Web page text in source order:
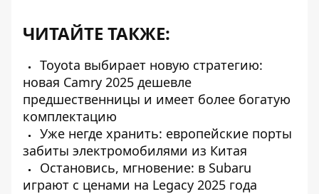
ЧИТАЙТЕ ТАКЖЕ:
Toyota выбирает новую стратегию:
новая Camry 2025 дешевле
предшественницы и имеет более богатую
комплектацию
Уже негде хранить: европейские порты
забиты электромобилями из Китая
Остановись, мгновение: в Subaru
играют с ценами на Legacy 2025 года